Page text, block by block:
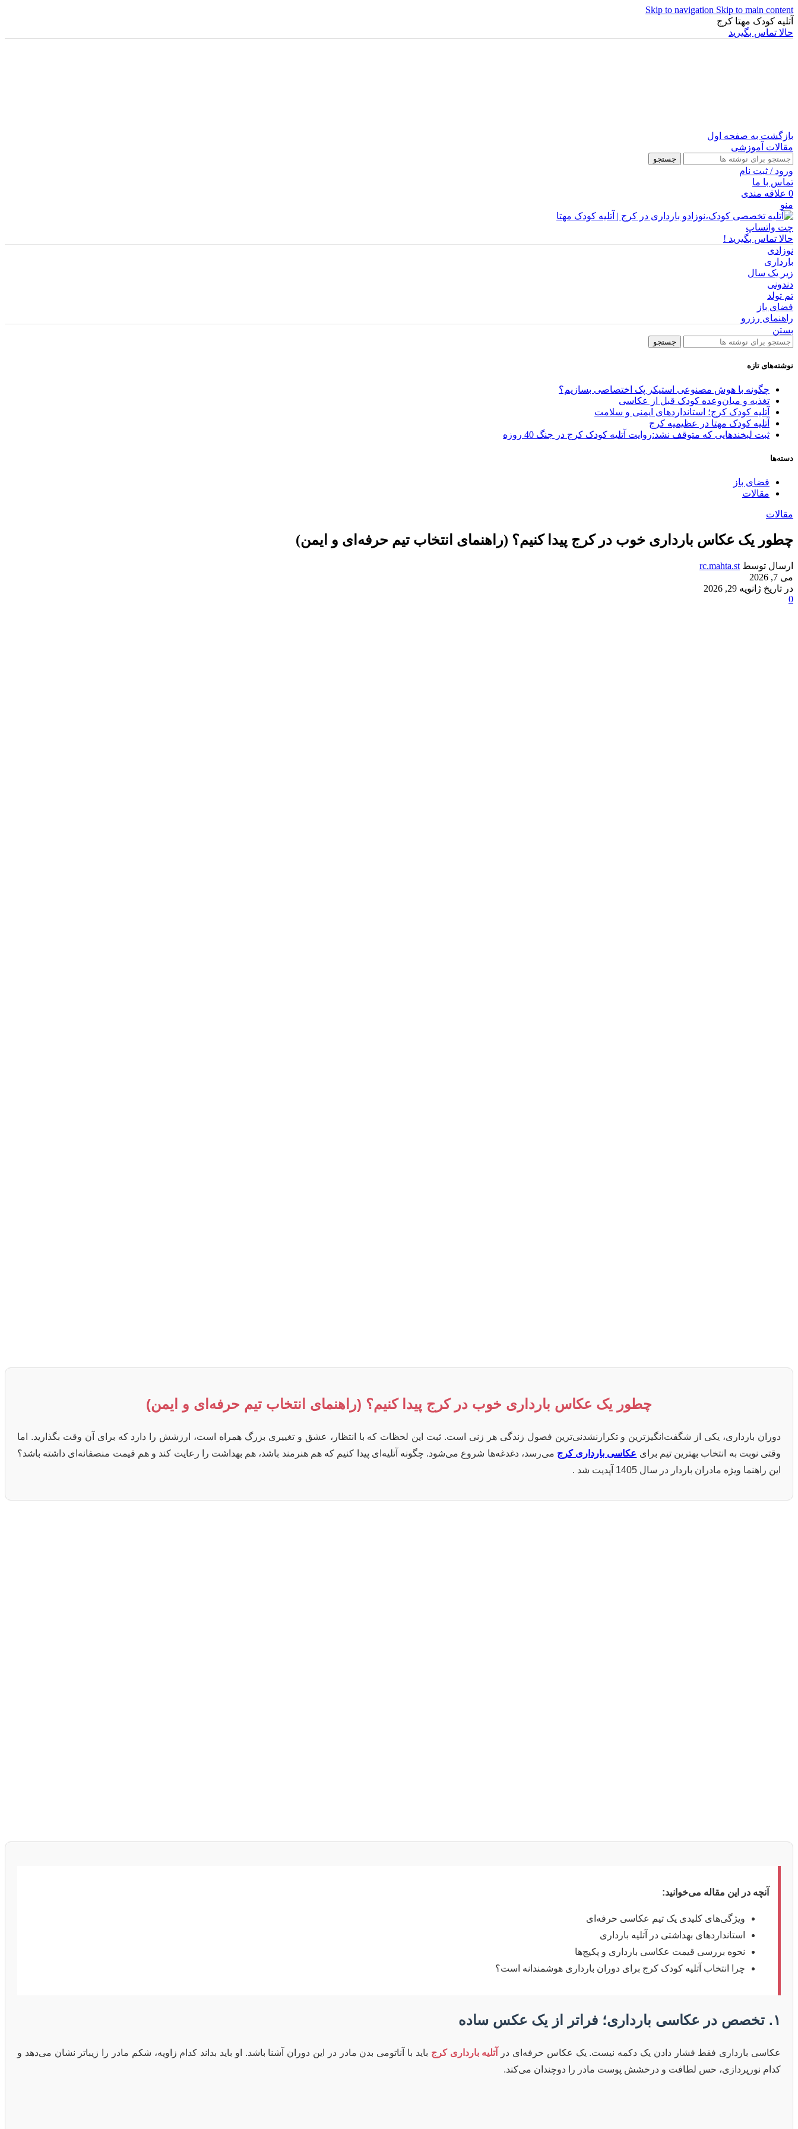
Skip to navigation Skip to main content
آتلیه کودک مهتا کرج
حالا تماس بگیرید
بازگشت به صفحه اول
مقالات آموزشی
جستجو
ورود / ثبت نام
تماس با ما
0 علاقه مندی
منو
چت واتساپ
حالا تماس بگیرید !
نوزادی
بارداری
زیر یک سال
دندونی
تم تولد
فضای باز
راهنمای رزرو
بستن
جستجو
نوشته‌های تازه
چگونه با هوش مصنوعی استیکر پک اختصاصی بسازیم؟
تغذیه و میان‌وعده کودک قبل از عکاسی
آتلیه کودک کرج؛ استانداردهای ایمنی و سلامت
آتلیه کودک مهتا در عظیمیه کرج
ثبت لبخندهایی که متوقف نشد:روایت آتلیه کودک کرج در جنگ 40 روزه
دسته‌ها
فضای باز
مقالات
مقالات
چطور یک عکاس بارداری خوب در کرج پیدا کنیم؟ (راهنمای انتخاب تیم حرفه‌ای و ایمن)
ارسال توسط rc.mahta.st
می 7, 2026
در تاریخ ژانویه 29, 2026
0
چطور یک عکاس بارداری خوب در کرج پیدا کنیم؟ (راهنمای انتخاب تیم حرفه‌ای و ایمن)
دوران بارداری، یکی از شگفت‌انگیزترین و تکرارنشدنی‌ترین فصول زندگی هر زنی است. ثبت این لحظات که با انتظار، عشق و تغییری بزرگ همراه است، ارزشش را دارد که برای آن وقت بگذارید. اما
وقتی نوبت به انتخاب بهترین تیم برای عکاسی بارداری کرج می‌رسد، دغدغه‌ها شروع می‌شود. چگونه آتلیه‌ای پیدا کنیم که هم هنرمند باشد، هم بهداشت را رعایت کند و هم قیمت منصفانه‌ای داشته باشد؟
این راهنما ویژه مادران باردار در سال 1405 آپدیت شد .
آنچه در این مقاله می‌خوانید:
ویژگی‌های کلیدی یک تیم عکاسی حرفه‌ای
استانداردهای بهداشتی در آتلیه بارداری
نحوه بررسی قیمت عکاسی بارداری و پکیج‌ها
چرا انتخاب آتلیه کودک کرج برای دوران بارداری هوشمندانه است؟
۱. تخصص در عکاسی بارداری؛ فراتر از یک عکس ساده
عکاسی بارداری فقط فشار دادن یک دکمه نیست. یک عکاس حرفه‌ای در آتلیه بارداری کرج باید با آناتومی بدن مادر در این دوران آشنا باشد. او باید بداند کدام زاویه، شکم مادر را زیباتر نشان می‌دهد و
کدام نورپردازی، حس لطافت و درخشش پوست مادر را دوچندان می‌کند.